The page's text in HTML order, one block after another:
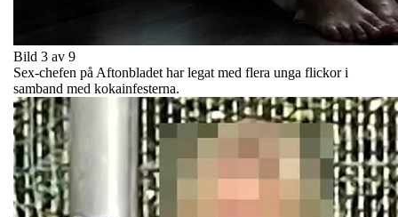
Bild 3 av 9
Sex-chefen på Aftonbladet har legat med flera unga flickor i
samband med kokainfesterna.